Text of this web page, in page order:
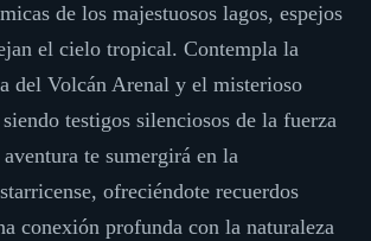
de los majestuosos lagos, espejos
el cielo tropical. Contempla la
del Volcán Arenal y el misterioso
testigos silenciosos de la fuerza
te sumergirá en la
ofreciéndote recuerdos
conexión profunda con la naturaleza